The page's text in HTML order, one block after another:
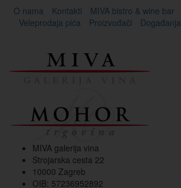
O nama
Kontakti MIVA bistro & wine bar
Veleprodaja pića
Proizvođači Događanja
MIVA galerija vina
Strojarska cesta 22
10000 Zagreb
OIB: 57236952892